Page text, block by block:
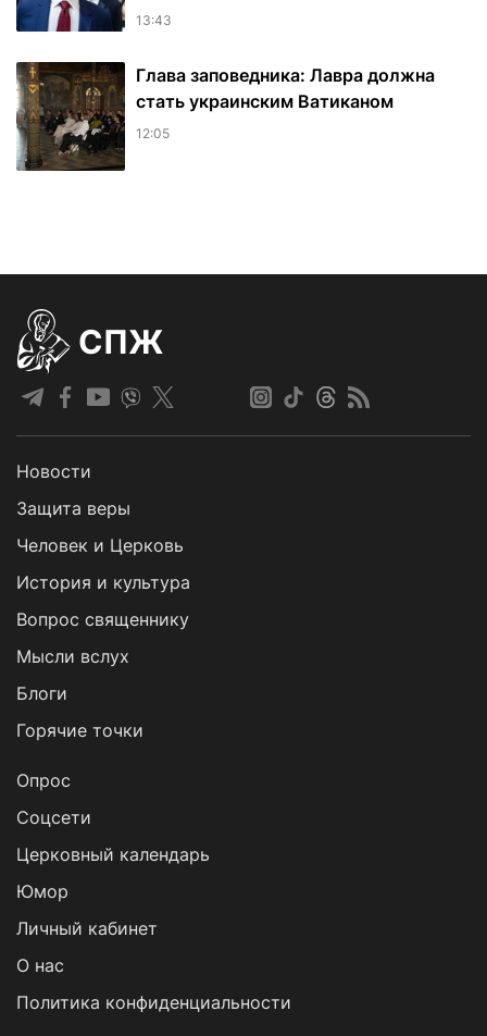
13:43
Глава заповедника: Лавра должна
стать украинским Ватиканом
12:05
СПЖ
Новости
Защита веры
Человек и Церковь
История и культура
Вопрос священнику
Мысли вслух
Блоги
Горячие точки
Опрос
Cоцсети
Церковный календарь
Юмор
Личный кабинет
О нас
Политика конфиденциальности